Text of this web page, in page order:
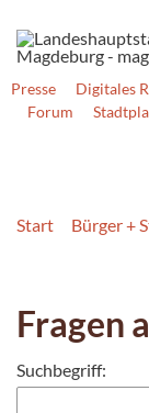
Presse Digitales
Forum
Start Bürger +
Fragen
Suchbegriff: